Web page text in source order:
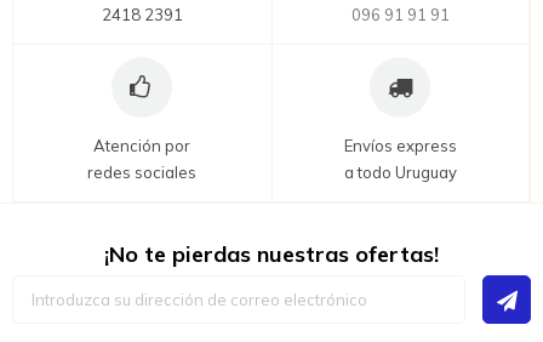
2418 2391
096 91 91 91
Atención por
redes sociales
Envíos express
a todo Uruguay
¡No te pierdas nuestras ofertas!